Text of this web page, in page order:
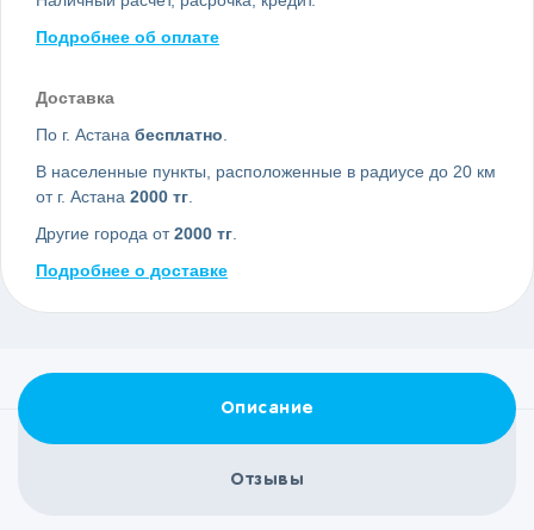
Подробнее об оплате
Доставка
По г. Астана бесплатно.
В населенные пункты, расположенные в радиусе до 20 км
от г. Астана 2000 тг.
Другие города от2000 тг.
Подробнее о доставке
Описание
Отзывы